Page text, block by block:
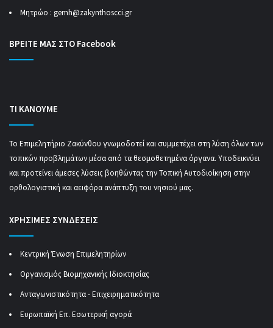
Μητρώο : gemh@zakynthoscci.gr
ΒΡΕΙΤΕ ΜΑΣ ΣΤΟ Facebook
ΤΙ ΚΑΝΟΥΜΕ
Το Επιμελητήριο Ζακύνθου γνωμοδοτεί και συμμετέχει στη λύση όλων των
τοπικών προβλημάτων μέσα από τα θεσμοθετημένα όργανα. Υποδεικνύει
και προτείνει άμεσες λύσεις βοηθώντας την Τοπική Αυτοδιοίκηση στην
ορθολογιστική και αειφόρα ανάπτυξη του νησιού μας.
ΧΡΗΣΙΜΕΣ ΣΥΝΔΕΣΕΙΣ
Κεντρική Ένωση Επιμελητηρίων
Οργανισμός Βιομηχανικής Ιδιοκτησίας
Ανταγωνιστικότητα - Επιχειρηματικότητα
Ευρωπαϊκή Επ. Εσωτερική αγορά